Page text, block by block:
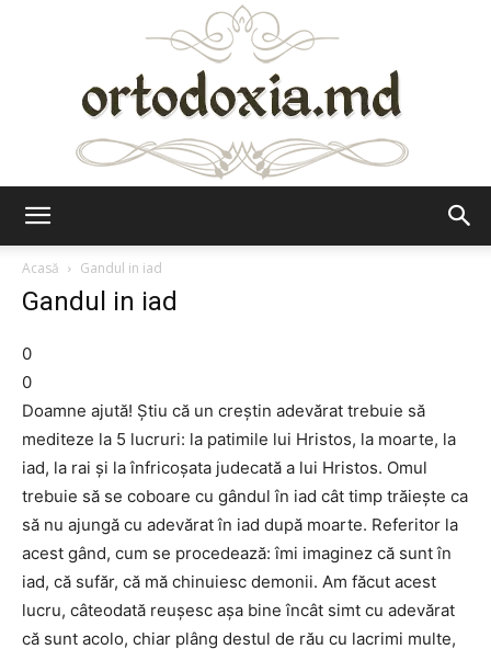
Acasă
Gandul in iad
Gandul in iad
0
0
Doamne ajută! Ştiu că un creştin adevărat trebuie să
mediteze la 5 lucruri: la patimile lui Hristos, la moarte, la
iad, la rai şi la înfricoşata judecată a lui Hristos. Omul
trebuie să se coboare cu gândul în iad cât timp trăieşte ca
să nu ajungă cu adevărat în iad după moarte. Referitor la
acest gând, cum se procedează: îmi imaginez că sunt în
iad, că sufăr, că mă chinuiesc demonii. Am făcut acest
lucru, câteodată reuşesc aşa bine încât simt cu adevărat
că sunt acolo, chiar plâng destul de rău cu lacrimi multe,